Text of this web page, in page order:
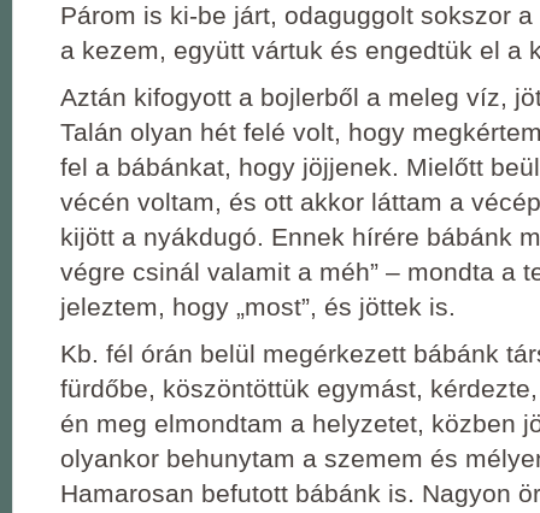
Párom is ki-be járt, odaguggolt sokszor
a kezem, együtt vártuk és engedtük el a
Aztán kifogyott a bojlerből a meleg víz,
Talán olyan hét felé volt, hogy
fel a bábánkat, hogy jöjjenek. Mielőtt
vécén voltam, és ott akkor láttam a
kijött a nyákdugó. Ennek hírére bábánk
végre csinál valamit a méh” – mondta a
jeleztem, hogy „most”, és jöttek is.
Kb. fél órán belül megérkezett bábánk
fürdőbe, köszöntöttük egymást,
én meg elmondtam a helyzetet, közben
olyankor behunytam a szemem és
Hamarosan befutott bábánk is. Nagyon